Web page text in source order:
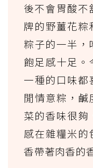
後不會胃酸不
牌的野薑花
粽子的一半，
飽足感十足。
一種的口味都
閒情意粽，
菜的香味很夠
感在雜糧米的
香帶著肉香的